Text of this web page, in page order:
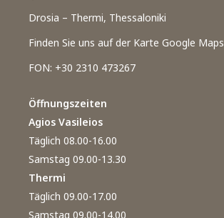
Drosia – Thermi, Thessaloniki
Finden Sie uns auf der Karte Google Maps
FON: +30 2310 473267
Öffnungszeiten
Agios Vasileios
Täglich 08.00-16.00
Samstag 09.00-13.30
Thermi
Täglich 09.00-17.00
Samstag 09.00-14.00